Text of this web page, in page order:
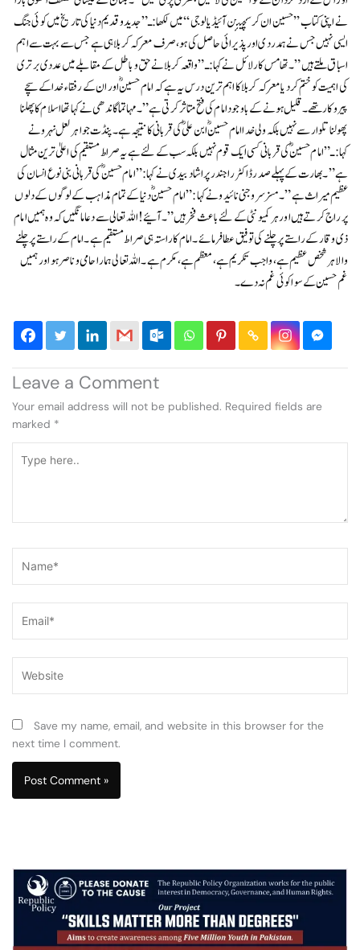
نے اپنی کتاب ’’حسین ان کرسچیئن آئیڈیالوجی‘‘ میں لکھا:ـ” جدید و قدیم دنیا کی تاریخ میں کوئی جنگ
ایسی نہیں جس نے ہمدردی اور پذیرائی حاصل کی ہو،صرف معرکہ کربلا ہی ہے جس سے بہت سے اہم
اسباق ملتے ہیں”۔تھامس کارلائل نے کہا:ـ” واقعہ کربلا نے حق و باطل کے مقابلے میں عددی برتری
کی اہمیت کو ختم کر دیا معرکہ کربلا کا اہم ترین درس یہ ہے کہ امام حسینؓ اور ان کے رفقاء خدا کے سچے
پیروکار تھے۔ قلیل ہونے کے باوجود امام کی فتح متاثر کرتی ہے”۔مہاتما گاندھی نے کہا تھا اسلام کا پھلنا
پھولنا تلوار سے نہیں بلکہ ولی خدا امام حسینؓ ابن علیؓ کی قربانی کا نتیجہ ہے۔پنڈت جواہر لعل نہرو نے
کہا:ـ” امام حسینؓ کی قربانی کسی ایک قوم نہیں بلکہ سب کے لئے ہے یہ صراط مستقیم کی اعلیٰ ترین مثال
ہے”۔بھارت کے پہلے صدر ڈاکٹر راجندر پراشاد بیدی نے کہا:”امام حسینؓ کی قربانی بنی نوع انسان کی
عظیم میراث ہے”۔مسز سروجنی نائیدو نے کہا:”امام حسینؓ دنیا کے تمام مذاہب کے لوگوں کے دلوں
پر راج کرتے ہیں اور ہر کمیونٹی کے لئے باعث فخر ہیں”۔آئیے!اللہ تعالی سے دعا مانگیں کہ وہ ہمیں امام
ذی وقار کے راستے پر چلنے کی توفیق عطا فرمائے۔امام کا راستہ ہی صراط مستقیم ہے۔امام کے راستے پر چلنے
والا ہر شخص عظیم ہے، واجب تکریم ہے، معظم ہے، مکرم ہے۔اللہ تعالی ہمارا حامی و ناصر ہو اور ہمیں
غم حسین کے سوا کوئی غم نہ دے۔
Leave a Comment
Your email address will not be published. Required fields are
marked *
here..
Save my name, email, and website in this browser for the
next time I comment.